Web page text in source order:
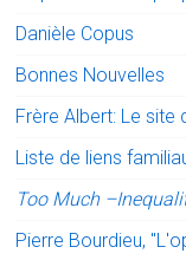
Danièle Copus
Bonnes Nouvelles
Frère Albert: Le
Liste de liens
Too Much
Pierre Bourdieu,